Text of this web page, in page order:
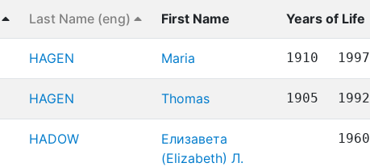
Last Name (eng) First Name Years of Life
HAGEN Maria 1910 1997
HAGEN Thomas 1905 1992
HADOW
Елизавета
(Elizabeth) Л.
1960